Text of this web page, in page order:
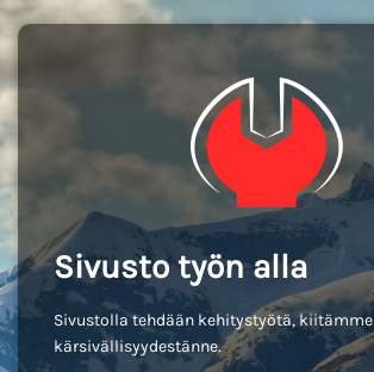
Sivusto työn alla
Sivustolla tehdään kehitystyötä, kiitämme
kärsivällisyydestänne.